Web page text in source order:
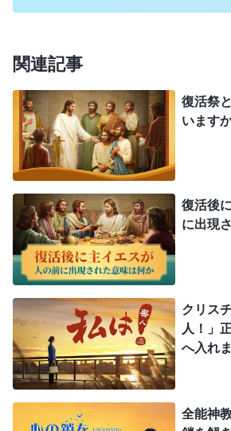
す。なぜなら、トマスの疑いは
彼が抱いていたものだったからで
られる前から、主イエスがトマス
ことを理解していたのは明らか
何がわかりますか。主イエスは
同じだったということです。イエ
ていませんでした。しかし、死
姿、元の性質、そして肉にあった
対する認識をもって、主イエス
たのです。そのため、主イエス
ころへ行って自身のわき腹に触れ
体を見させただけでなく、自身の
それを感じさせ、彼の疑念を完
す。主イエスが十字架にかけられ
にイエスがキリストであることに
ることができないでいました。
関連記事
復活祭
います
復活後
に出現
クリス
人！」
へ入れます 完全な
全能神